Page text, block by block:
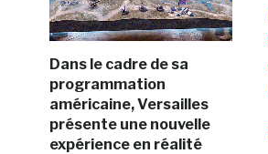
Dans le cadre de sa
programmation
américaine, Versailles
présente une nouvelle
expérience en réalité